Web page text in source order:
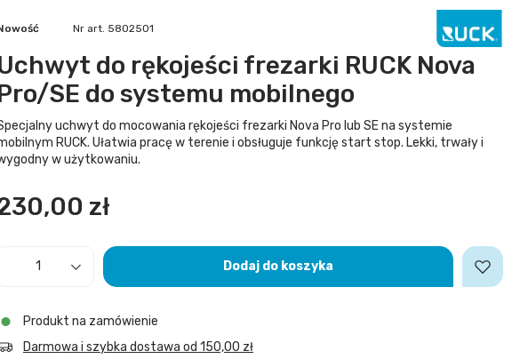
Nr art. 5802501
do rękojeści frezarki RUCK Nova
SE do systemu mobilnego
uchwyt do mocowania rękojeści frezarki Nova Pro lub SE na systemie
RUCK. Ułatwia pracę w terenie i obsługuje funkcję start stop. Lekki, trwały i
w użytkowaniu.
zł
Dodaj do koszyka
Produkt na zamówienie
Darmowa i szybka dostawa od 150,00 zł